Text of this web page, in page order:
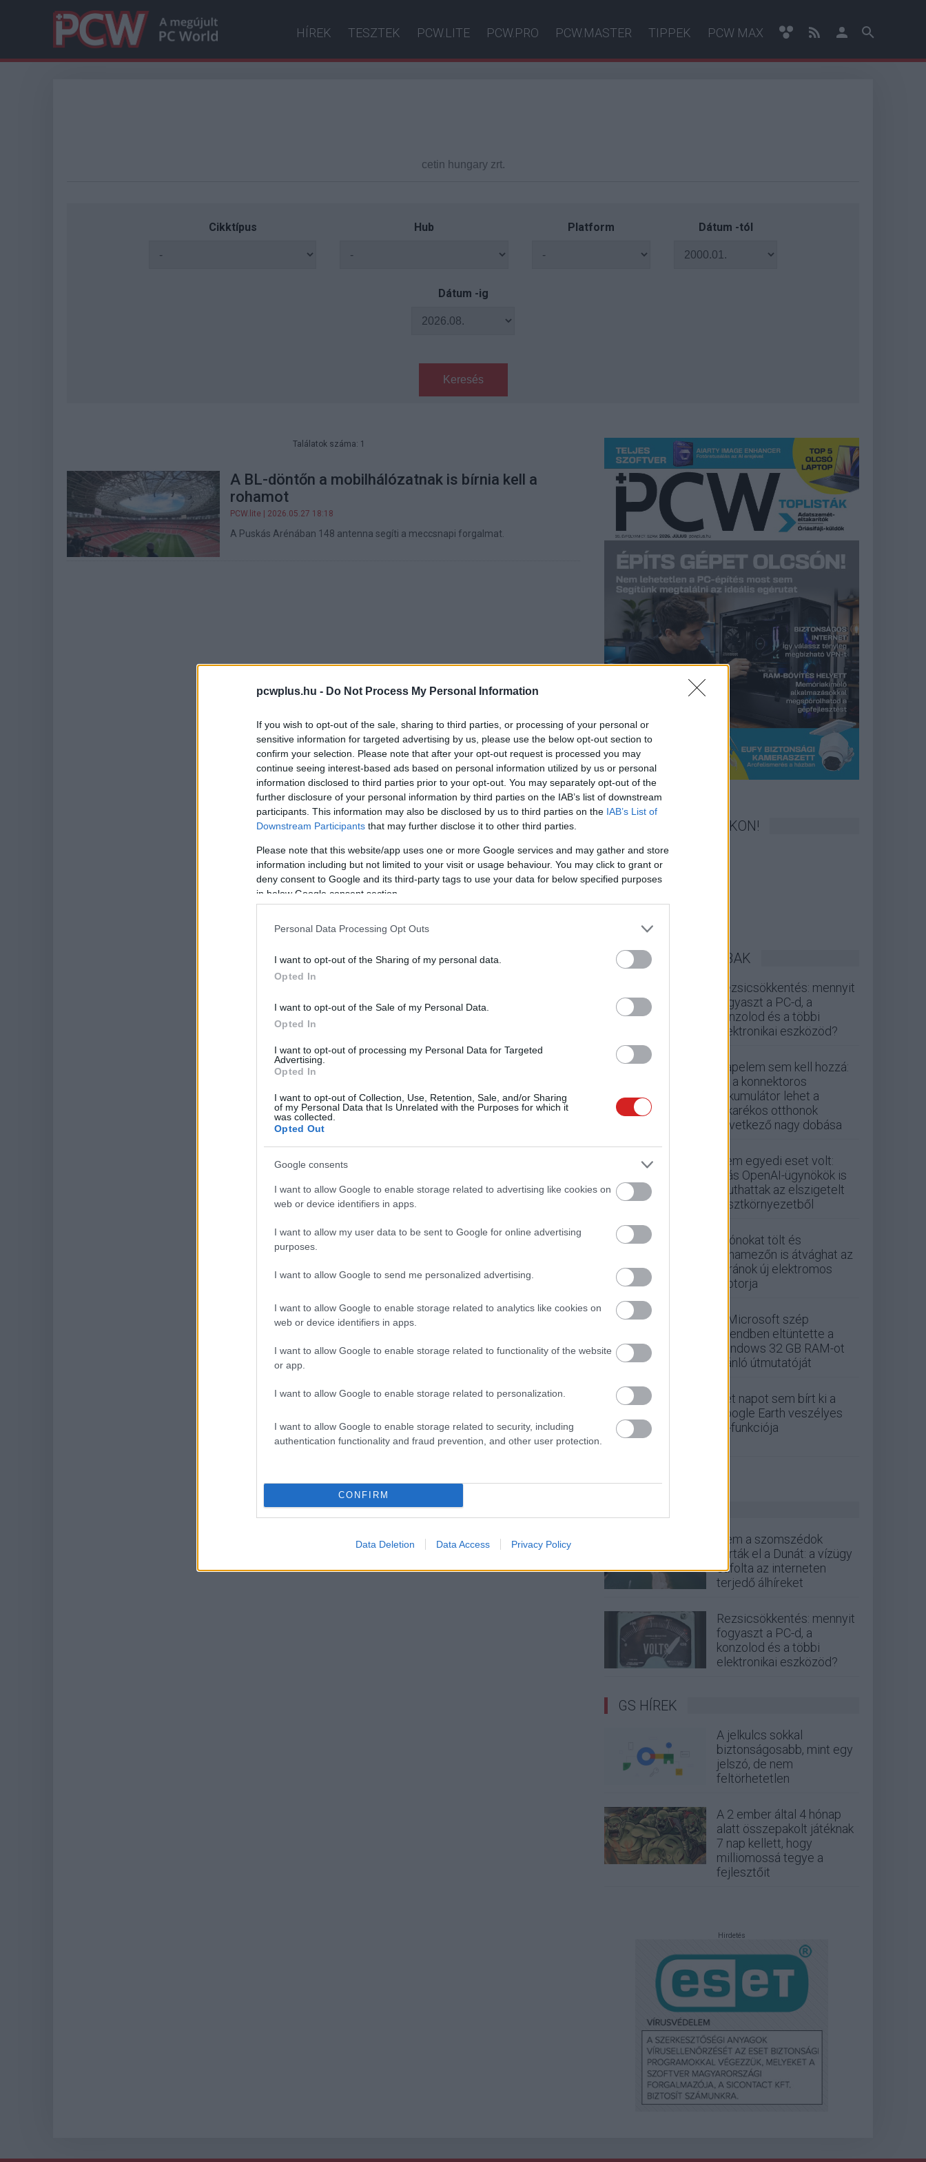
pcwplus.hu - Do Not Process My Personal Information
If you wish to opt-out of the sale, sharing to third parties, or processing of your personal or
sensitive information for targeted advertising by us, please use the below opt-out section to
confirm your selection. Please note that after your opt-out request is processed you may
continue seeing interest-based ads based on personal information utilized by us or personal
information disclosed to third parties prior to your opt-out. You may separately opt-out of the
further disclosure of your personal information by third parties on the IAB’s list of downstream
participants. This information may also be disclosed by us to third parties on the IAB’s List of
Downstream Participants that may further disclose it to other third parties.
Please note that this website/app uses one or more Google services and may gather and store
information including but not limited to your visit or usage behaviour. You may click to grant or
deny consent to Google and its third-party tags to use your data for below specified purposes
in below Google consent section.
Personal Data Processing Opt Outs
I want to opt-out of the Sharing of my personal data.
Opted In
I want to opt-out of the Sale of my Personal Data.
Opted In
I want to opt-out of processing my Personal Data for Targeted
Advertising.
Opted In
I want to opt-out of Collection, Use, Retention, Sale, and/or Sharing
of my Personal Data that Is Unrelated with the Purposes for which it
was collected.
Opted Out
Google consents
I want to allow Google to enable storage related to advertising like cookies on
web or device identifiers in apps.
I want to allow my user data to be sent to Google for online advertising
purposes.
I want to allow Google to send me personalized advertising.
I want to allow Google to enable storage related to analytics like cookies on
web or device identifiers in apps.
I want to allow Google to enable storage related to functionality of the website
or app.
I want to allow Google to enable storage related to personalization.
I want to allow Google to enable storage related to security, including
authentication functionality and fraud prevention, and other user protection.
CONFIRM
Data Deletion Data Access Privacy Policy
HÍREK TESZTEK PCW.LITE PCW.PRO PCW.MASTER TIPPEK PCW MAX
Cikktípus Hub Platform Dátum -tól
Dátum -ig
Keresés
Találatok száma: 1
A BL-döntőn a mobilhálózatnak is bírnia kell a
rohamot
PCW.lite | 2026.05.27 18:18
A Puskás Arénában 148 antenna segíti a meccsnapi forgalmat.
KÖVESS FACEBOOKON!
LEGOLVASOTTABBAK
Rezsicsökkentés: mennyit
fogyaszt a PC-d, a
konzolod és a többi
elektronikai eszközöd?
Napelem sem kell hozzá:
ez a konnektoros
akkumulátor lehet a
takarékos otthonok
következő nagy dobása
Nem egyedi eset volt:
más OpenAI-ügynökök is
kijuthattak az elszigetelt
tesztkörnyezetből
Drónokat tölt és
aknamezőn is átvághat az
ukránok új elektromos
motorja
A Microsoft szép
csendben eltüntette a
Windows 32 GB RAM-ot
ajánló útmutatóját
Két napot sem bírt ki a
Google Earth veszélyes
AI-funkciója
Nem a szomszédok
zárták el a Dunát: a vízügy
cáfolta az interneten
terjedő álhíreket
Rezsicsökkentés: mennyit
fogyaszt a PC-d, a
konzolod és a többi
elektronikai eszközöd?
GS HÍREK
A jelkulcs sokkal
biztonságosabb, mint egy
jelszó, de nem
feltörhetetlen
A 2 ember által 4 hónap
alatt összepakolt játéknak
7 nap kellett, hogy
milliomossá tegye a
fejlesztőit
Hirdetés